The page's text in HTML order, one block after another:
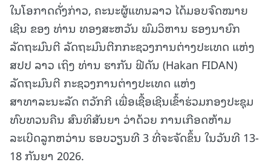
ໃນໂອກາດດັ່ງກ່າວ, ຄະນະຜູ້ແທນລາວ ໄດ້ມອບຈົດໝາຍ
ເຊີນ ຂອງ ທ່ານ ທອງສະຫວັນ ພົມວິຫານ ຮອງນາຍົກ
ລັດຖະມົນຕີ ລັດຖະມົນຕີກກະຊວງການຕ່າງປະເທດ ແຫ່ງ
ສປປ ລາວ ເຖິງ ທ່ານ ຮາກັນ ຟີດັນ (Hakan FIDAN)
ລັດຖະມົນຕີ ກະຊວງການຕ່າງປະເທດ ແຫ່ງ
ສາທາລະນະລັດ ຕວັກກີ ເພື່ອເຊື້ອເຊີນເຂົ້າຮ່ວມກອງປະຊຸມ
ທົບທວນຄືນ ສົນທິສັນຍາ ວ່າດ້ວຍ ການເກືອດຫ້າມ
ລະເບີດລູກຫວ່ານ ຮອບວຽນທີ 3 ທີ່ຈະຈັດຂຶ້ນ ໃນວັນທີ 13-
18 ກັນຍາ 2026.